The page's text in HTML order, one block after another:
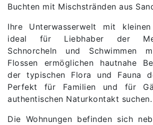
Buchten mit Mischstränden aus
Ihre Unterwasserwelt mit
ideal für Liebhaber der
Schnorcheln und Schwimmen
Flossen ermöglichen hautnahe
der typischen Flora und Fauna
Perfekt für Familien und für
authentischen Naturkontakt suchen.
Die Wohnungen befinden sich